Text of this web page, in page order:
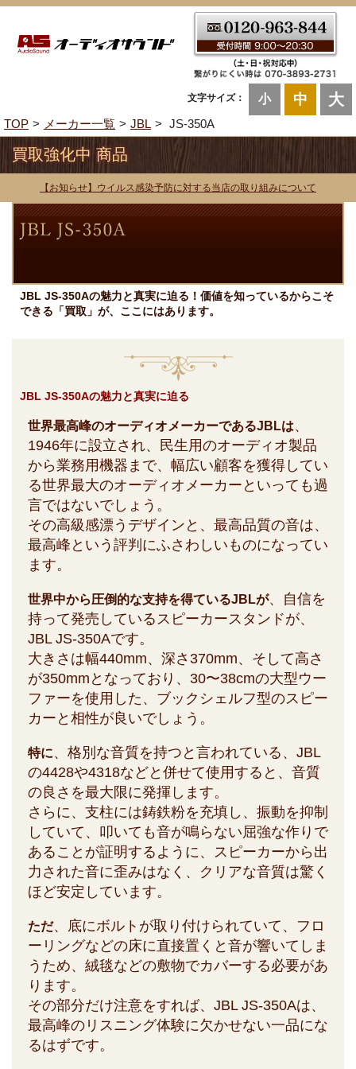
文字サイズ： 小 中 大
TOP メーカー一覧 JBL JS-350A
買取強化中 商品
【お知らせ】ウイルス感染予防に対する当店の取り組みについて
JBL JS-350Aの魅力と真実に迫る！価値を知っているからこそ
できる「買取」が、ここにはあります。
JBL JS-350Aの魅力と真実に迫る
世界最高峰のオーディオメーカーであるJBLは、
1946年に設立され、民生用のオーディオ製品
から業務用機器まで、幅広い顧客を獲得してい
る世界最大のオーディオメーカーといっても過
言ではないでしょう。
その高級感漂うデザインと、最高品質の音は、
最高峰という評判にふさわしいものになってい
ます。
世界中から圧倒的な支持を得ているJBLが、自信を
持って発売しているスピーカースタンドが、
JBL JS-350Aです。
大きさは幅440mm、深さ370mm、そして高さ
が350mmとなっており、30〜38cmの大型ウー
ファーを使用した、ブックシェルフ型のスピー
カーと相性が良いでしょう。
特に、格別な音質を持つと言われている、JBL
の4428や4318などと併せて使用すると、音質
の良さを最大限に発揮します。
さらに、支柱には鋳鉄粉を充填し、振動を抑制
していて、叩いても音が鳴らない屈強な作りで
あることが証明するように、スピーカーから出
力された音に歪みはなく、クリアな音質は驚く
ほど安定しています。
ただ、底にボルトが取り付けられていて、フロ
ーリングなどの床に直接置くと音が響いてしま
うため、絨毯などの敷物でカバーする必要があ
ります。
その部分だけ注意をすれば、JBL JS-350Aは、
最高峰のリスニング体験に欠かせない一品にな
るはずです。